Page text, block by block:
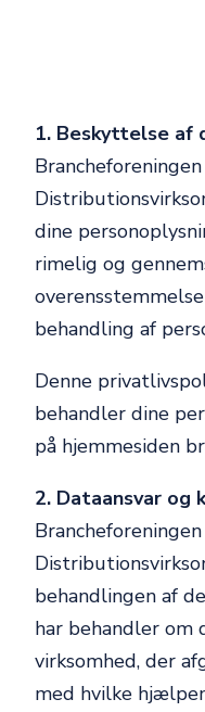
1. Beskyttelse af
dine
rimelig og
behandling af
Denne
behandler dine
på hjemmesiden
2. Dataansvar og
behandlingen af
har behandler om
virksomhed, der
med hvilke